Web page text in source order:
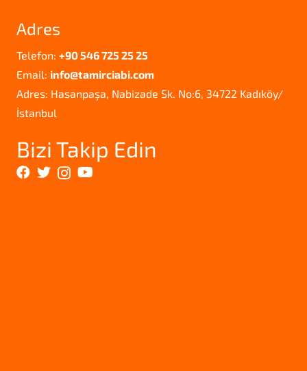
Adres
Telefon: +90 546 725 25 25
Email: info@tamirciabi.com
Adres: Hasanpaşa, Nabizade Sk. No:6, 34722 Kadıköy/
İstanbul
Bizi Takip Edin